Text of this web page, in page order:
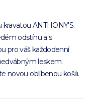
ANTHONY'S.
odstínu a s
pro váš každodenní
leskem.
novou oblíbenou košili.